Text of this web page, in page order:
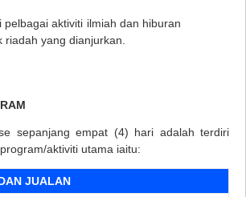
pelbagai aktiviti ilmiah dan hiburan
riadah yang dianjurkan.
sepanjang empat (4) hari adalah terdiri
aktiviti utama iaitu:
JUALAN